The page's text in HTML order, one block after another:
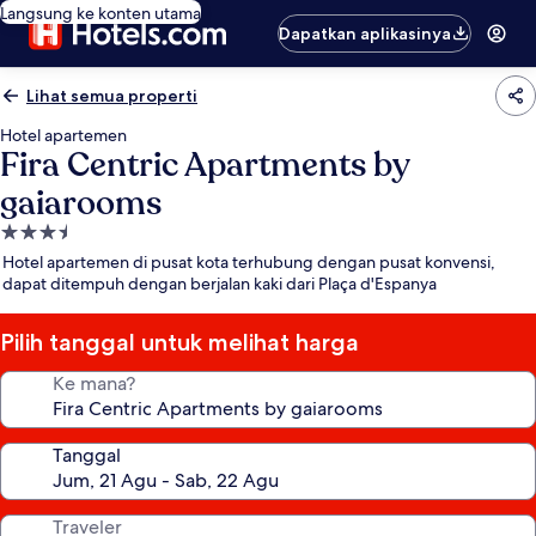
Langsung ke konten utama
Dapatkan aplikasinya
Lihat semua properti
Hotel apartemen
Fira Centric Apartments by
gaiarooms
Properti
bintang
3.5
Hotel apartemen di pusat kota terhubung dengan pusat konvensi,
dapat ditempuh dengan berjalan kaki dari Plaça d'Espanya
Pilih tanggal untuk melihat harga
Ke mana?
Tanggal
Traveler